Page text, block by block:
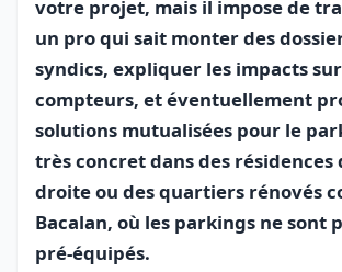
votre projet, mais il impose de
un pro qui sait monter des
syndics, expliquer les impacts
compteurs, et éventuellement
solutions mutualisées pour le
très concret dans des résidences
droite ou des quartiers rénovés
Bacalan, où les parkings ne sont
pré‑équipés.